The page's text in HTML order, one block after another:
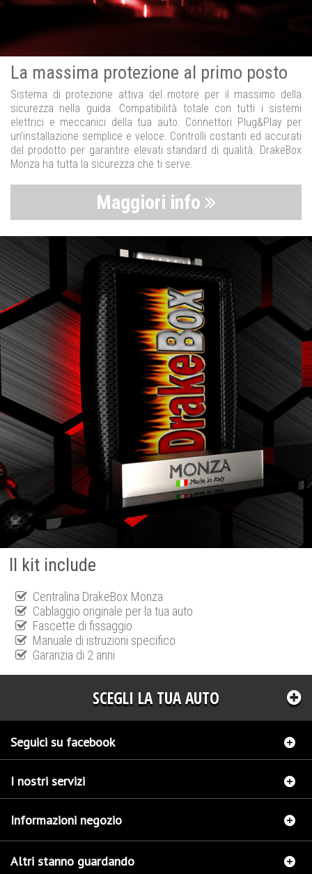
La massima protezione al primo posto
Sistema di protezione attiva del motore per il massimo della
sicurezza nella guida. Compatibilità totale con tutti i sistemi
elettrici e meccanici della tua auto. Connettori Plug&Play per
un’installazione semplice e veloce. Controlli costanti ed accurati
del prodotto per garantire elevati standard di qualità. DrakeBox
Monza ha tutta la sicurezza che ti serve.
Maggiori info
Il kit include
Centralina DrakeBox Monza
Cablaggio originale per la tua auto
Fascette di fissaggio
Manuale di istruzioni specifico
Garanzia di 2 anni
SCEGLI LA TUA AUTO
Seguici su facebook
I nostri servizi
Informazioni negozio
Altri stanno guardando